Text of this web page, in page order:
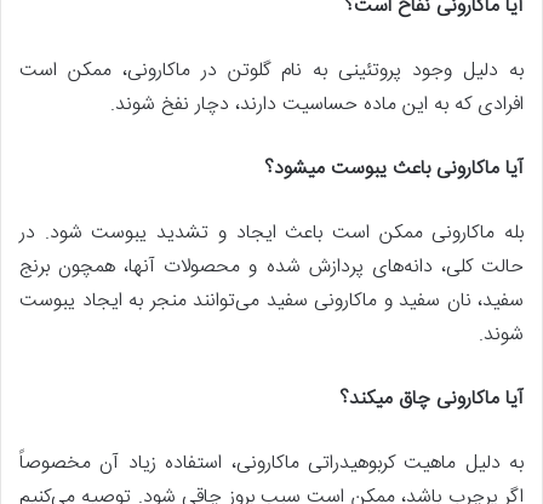
به دلیل وجود پروتئینی به نام گلوتن در ماکارونی، ممکن است
افرادی که به این ماده حساسیت دارند، دچار نفخ شوند.
آیا ماکارونی باعث یبوست میشود؟
بله ماکارونی ممکن است باعث ایجاد و تشدید یبوست شود. در
حالت کلی، دانه‌های پردازش شده و محصولات آنها، همچون برنج
سفید، نان سفید و ماکارونی سفید می‌توانند منجر به ایجاد یبوست
شوند‌.
آیا ماکارونی چاق میکند؟
به دلیل ماهیت کربوهیدراتی ماکارونی، استفاده زیاد آن مخصوصاً
اگر پرچرب باشد، ممکن است سبب بروز چاقی شود. توصیه می‌کنیم